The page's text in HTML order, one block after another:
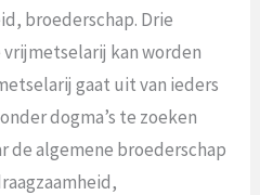
broederschap. Drie
kan worden
gaat uit van ieders
dogma’s te zoeken
de algemene broederschap